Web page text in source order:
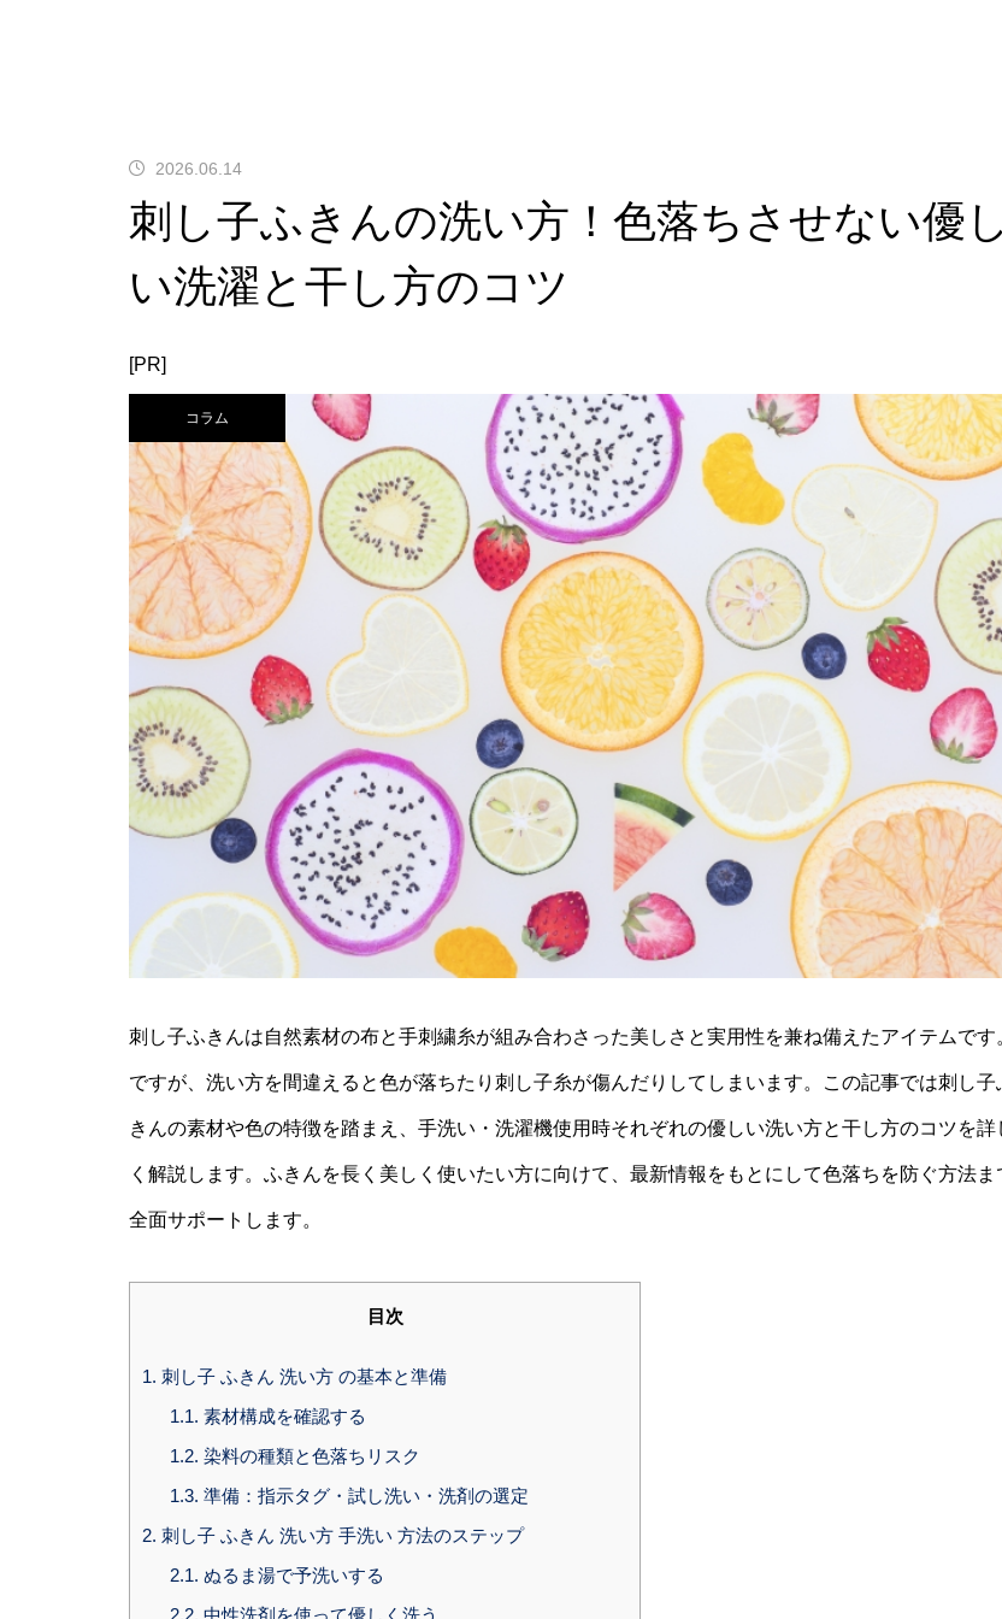
2026.06.14
刺し子ふきんの洗い方！色落ちさせない優し
い洗濯と干し方のコツ
[PR]
コラム
刺し子ふきんは自然素材の布と手刺繍糸が組み合わさった美しさと実用性を兼ね備えたアイテムです
ですが、洗い方を間違えると色が落ちたり刺し子糸が傷んだりしてしまいます。この記事では刺し子
きんの素材や色の特徴を踏まえ、手洗い・洗濯機使用時それぞれの優しい洗い方と干し方のコツを詳
く解説します。ふきんを長く美しく使いたい方に向けて、最新情報をもとにして色落ちを防ぐ方法ま
全面サポートします。
目次
1. 刺し子 ふきん 洗い方 の基本と準備
1.1. 素材構成を確認する
1.2. 染料の種類と色落ちリスク
1.3. 準備：指示タグ・試し洗い・洗剤の選定
2. 刺し子 ふきん 洗い方 手洗い 方法のステップ
2.1. ぬるま湯で予洗いする